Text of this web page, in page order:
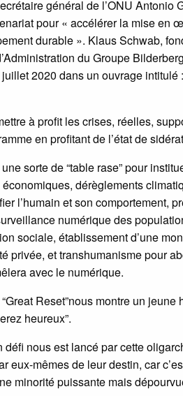
général de l’ONU Antonio
pour « accélérer la mise en
durable ». Klaus Schwab,
du Groupe
2020 dans un ouvrage intitulé
à profit les crises, réelles,
en profitant de l’état de
sorte de “table rase” pour
dérèglements
l’humain et son comportement,
numérique des
sociale, établissement d’une
privée, et transhumanisme pour
avec le numérique.
Reset”nous montre un
heureux”.
défi nous est lancé par cette
eux-mêmes de leur destin, car
minorité puissante mais